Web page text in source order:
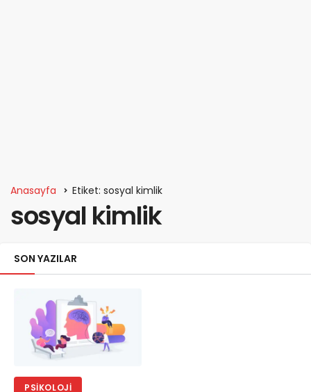
Anasayfa Etiket: sosyal kimlik
sosyal kimlik
SON YAZILAR
PSIKOLOJI